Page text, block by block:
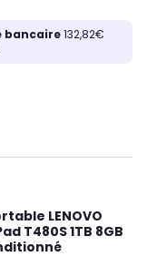
bancaire132,82€
LENOVO
T480S 1TB 8GB